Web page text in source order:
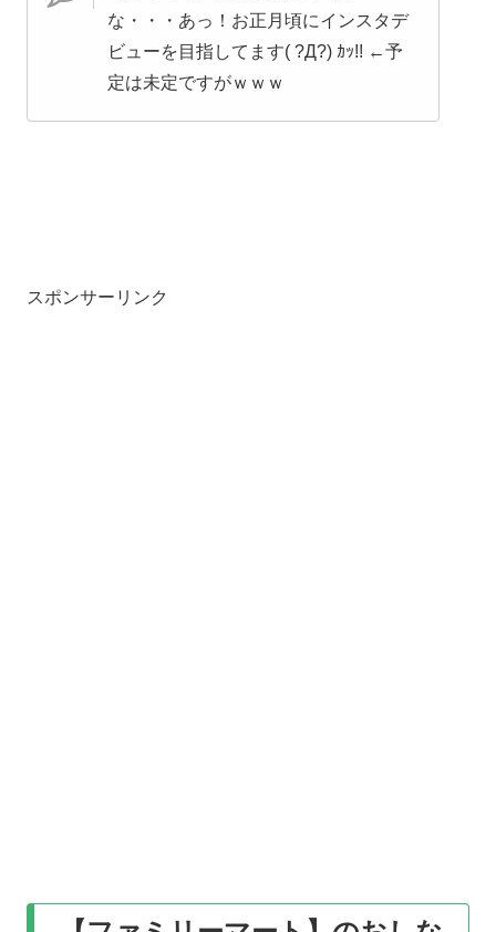
な・・・あっ！お正月頃にインスタデ
ビューを目指してます( ?Д?) ｶｯ!! ←予
定は未定ですがｗｗｗ
スポンサーリンク